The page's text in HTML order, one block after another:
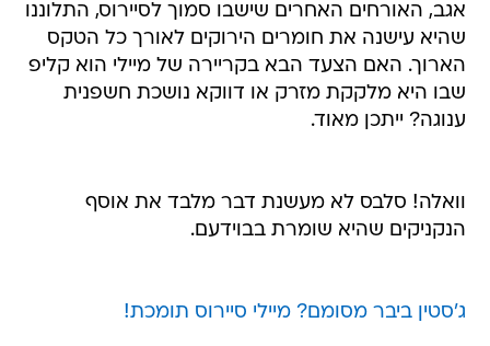
אגב, האורחים האחרים שישבו סמוך לסיירוס, התלוננו
שהיא עישנה את חומרים הירוקים לאורך כל הטקס
הארוך. האם הצעד הבא בקריירה של מיילי הוא קליפ
שבו היא מלקקת מזרק או דווקא נושכת חשפנית
ענוגה? ייתכן מאוד.
וואלה! סלבס לא מעשנת דבר מלבד את אוסף
הנקניקים שהיא שומרת בבוידעם.
ג'סטין ביבר מסומם? מיילי סיירוס תומכת!